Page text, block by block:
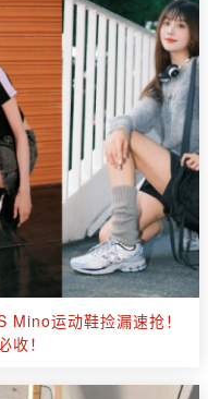
Mino运动鞋捡漏速抢！
收！